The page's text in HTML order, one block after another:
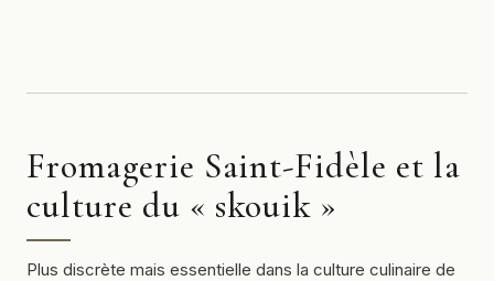
Fromagerie Saint-Fidèle et la
culture du « skouik »
Plus discrète mais essentielle dans la culture culinaire de